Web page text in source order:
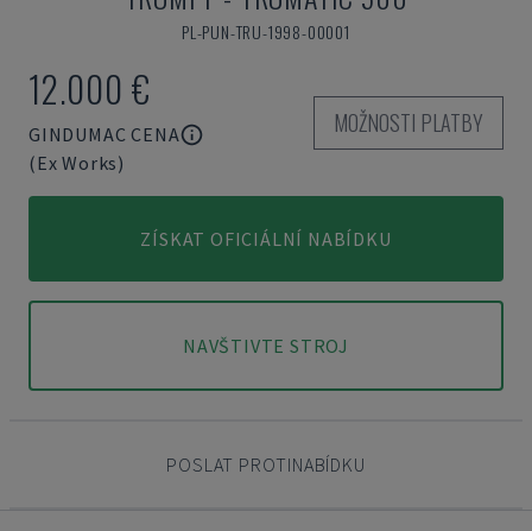
PL-PUN-TRU-1998-00001
12.000 €
GINDUMAC CENA
(Ex Works)
MOŽNOSTI PLATBY
ZÍSKAT OFICIÁLNÍ NABÍDKU
NAVŠTIVTE STROJ
POSLAT PROTINABÍDKU